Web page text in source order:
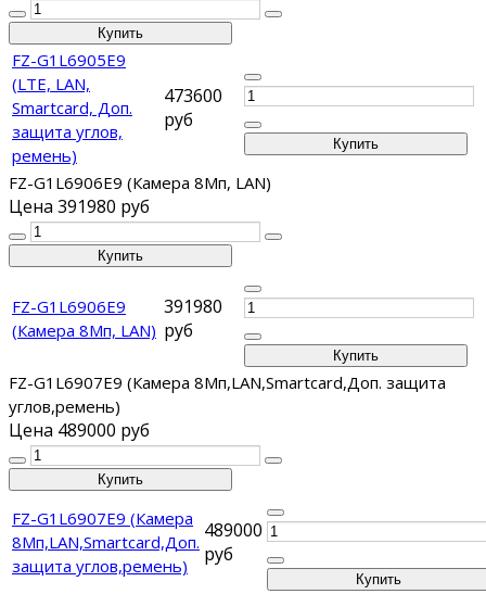
FZ-G1L6905E9
(LTE, LAN,
Smartcard, Доп.
защита углов,
ремень)
473600
руб
FZ-G1L6906E9 (Камера 8Мп, LAN)
Цена 391980 руб
FZ-G1L6906E9
(Камера 8Мп, LAN)
391980
руб
FZ-G1L6907E9 (Камера 8Мп,LAN,Smartcard,Доп. защита
углов,ремень)
Цена 489000 руб
FZ-G1L6907E9 (Камера
8Мп,LAN,Smartcard,Доп.
защита углов,ремень)
489000
руб